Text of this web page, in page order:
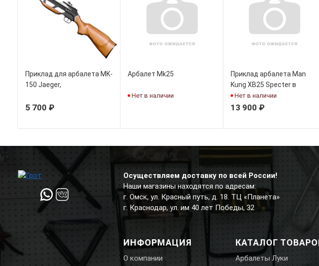
Приклад для арбалета MK-
150 Jaeger,
стремя, крепеж, стрелы 2
5 700 ₽
Арбалет Mk25
Нет в наличии
Приклад арбалета Man
Kung XB25 Specter в
комплекте
Нет в наличии
13 900 ₽
Осуществляем доставку по всей России!
Наши магазины находятся по адресам:
г. Омск, ул. Красный путь, д. 18. ТЦ «Планета»
г. Краснодар, ул. им 40 лет Победы, 32
ИНФОРМАЦИЯ
О компании
КАТАЛОГ
Арбалеты Луки